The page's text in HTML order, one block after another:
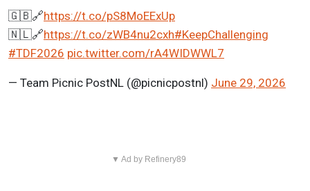
🇬🇧🔗https://t.co/pS8MoEExUp
🇳🇱🔗https://t.co/zWB4nu2cxh#KeepChallenging
#TDF2026 pic.twitter.com/rA4WIDWWL7
— Team Picnic PostNL (@picnicpostnl) June 29, 2026
▼ Ad by Refinery89